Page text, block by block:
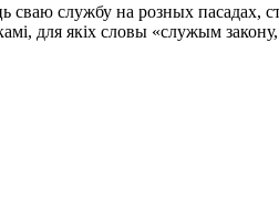
службу на розных пасадах,
для якіх словы «служым